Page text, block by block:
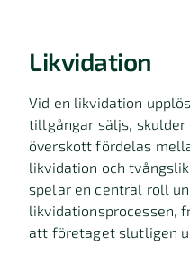
Likvidation
Vid en likvidation
tillgångar säljs,
överskott fördelas
likvidation och
spelar en central roll
likvidationsprocessen,
att företaget slutligen